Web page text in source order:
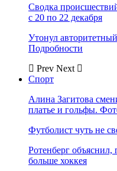
Сводка
с 20 по 22 декабря
Утонул
Подробности
Prev Next
Спорт
Алина Загитова
платье и гольфы.
Футболист чуть не
Ротенберг
больше хоккея